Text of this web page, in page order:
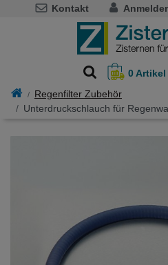
Kontakt
0Artikel
Regenfilter Zubehör
Unterdruckschlauch für